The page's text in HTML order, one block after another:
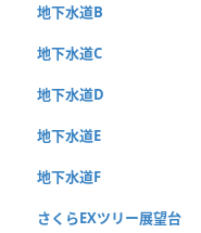
地下水道B
地下水道C
地下水道D
地下水道E
地下水道F
さくらEXツリー展望台